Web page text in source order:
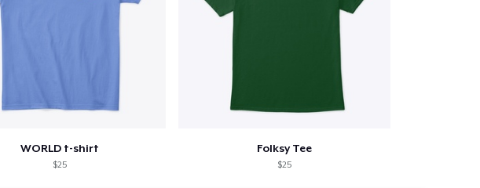
WORLD t-shirt
$25
Folksy Tee
$25